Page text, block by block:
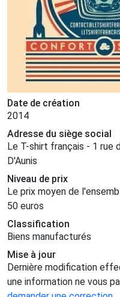
Date de création
2014
Adresse du siège social
Le T-shirt français - 1 rue
D'Aunis
Niveau de prix
Le prix moyen de
50 euros
Classification
Biens manufacturés
Mise à jour
Dernière modification
une information ne vous